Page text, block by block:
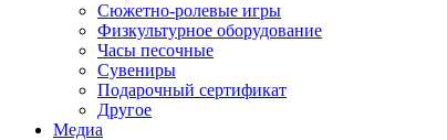
Сюжетно-ролевые игры
Физкультурное оборудование
Часы песочные
Сувениры
Подарочный сертификат
Другое
Медиа